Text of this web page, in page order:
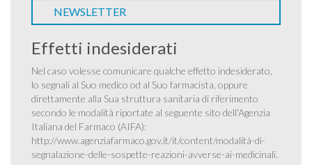
NEWSLETTER
Effetti indesiderati
Nel caso volesse comunicare qualche effetto indesiderato,
lo segnali al Suo medico od al Suo farmacista, oppure
direttamente alla Sua struttura sanitaria di riferimento
secondo le modalità riportate al seguente sito dell’Agenzia
Italiana del Farmaco (AIFA):
http://www.agenziafarmaco.gov.it/it/content/modalità-di-
segnalazione-delle-sospette-reazioni-avverse-ai-medicinali.